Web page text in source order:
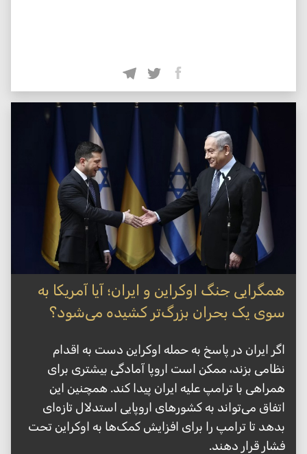
همگرایی جنگ اوکراین و ایران؛ آیا آمریکا به
سوی یک بحران بزرگ‌تر کشیده می‌شود؟
اگر ایران در پاسخ به حمله اوکراین دست به اقدام
نظامی بزند، ممکن است اروپا آمادگی بیشتری برای
همراهی با ترامپ علیه ایران پیدا کند. همچنین این
اتفاق می‌تواند به کشورهای اروپایی استدلال تازه‌ای
بدهد تا ترامپ را برای افزایش کمک‌ها به اوکراین تحت
فشار قرار دهند.